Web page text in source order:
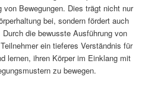
von Bewegungen. Dies trägt nicht nur
bei, sondern fördert auch
die bewusste Ausführung von
ein tieferes Verständnis für
lernen, ihren Körper im Einklang mit
zu bewegen.